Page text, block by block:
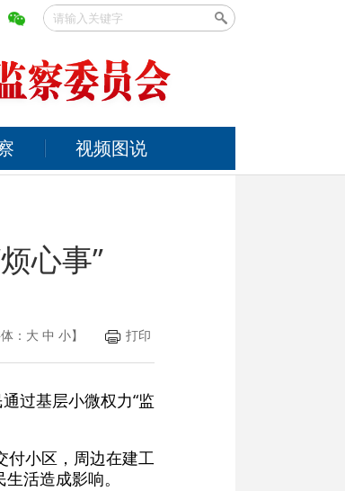
视频图说
心事”
： 大 中 小】 打印
过基层小微权力“监
付小区，周边在建工
活造成影响。